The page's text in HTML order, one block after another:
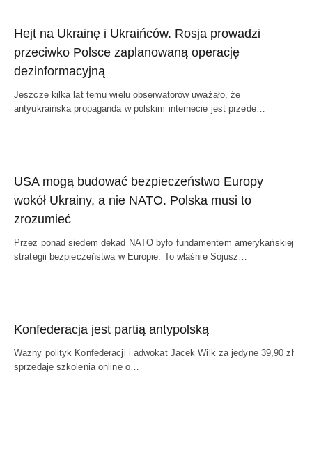
Hejt na Ukrainę i Ukraińców. Rosja prowadzi
przeciwko Polsce zaplanowaną operację
dezinformacyjną
Jeszcze kilka lat temu wielu obserwatorów uważało, że
antyukraińska propaganda w polskim internecie jest przede…
USA mogą budować bezpieczeństwo Europy
wokół Ukrainy, a nie NATO. Polska musi to
zrozumieć
Przez ponad siedem dekad NATO było fundamentem amerykańskiej
strategii bezpieczeństwa w Europie. To właśnie Sojusz…
Konfederacja jest partią antypolską
Ważny polityk Konfederacji i adwokat Jacek Wilk za jedyne 39,90 zł
sprzedaje szkolenia online o…